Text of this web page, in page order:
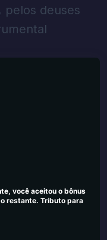
pelos deuses
eu pensava. Comida e
Aplicativo muito bom
você aceitou o bônus
restante. Tributo para